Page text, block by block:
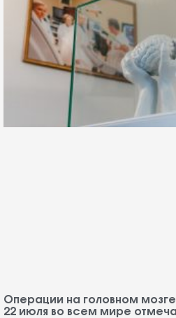
Операции на головном
22 июля во всем мире